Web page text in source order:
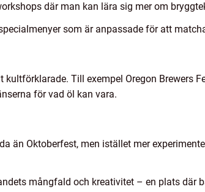
där man kan lära sig mer om
som är anpassade för att
Till exempel Oregon Brewers
för vad öl kan vara.
än Oktoberfest, men istället mer
mångfald och kreativitet – en plats där